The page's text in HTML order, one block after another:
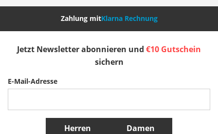
Nederland Italia (Italiano) Italien (Deutsch)
Slovenija
Weitere Länder
Zahlung mitKlarna Rechnung
Jetzt Newsletter abonnieren und €10 Gutschein
sichern
E-Mail-Adresse
Herren Damen